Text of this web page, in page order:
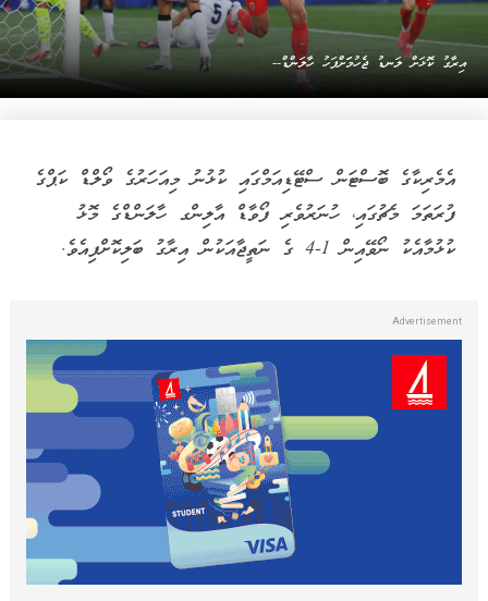
އިރާގު ކޮޅަށް ލަނޑު ޖެހުމަަށްފަހު ހާލަންޑް--
އެމެރިކާގެ ބޮސްޓަން ސްޓޭޑިއަމްގައި ކުޅުނު މިއަހަރުގެ ވޯލްޑް ކަޕްގެ
ފުރަތަމަ މެޗުގައި، ހުނަރުވެރި ފޯވާޑް އާލިންގ ހާލަންޑްގެ މޮޅު
ކުޅުމާއެކު ނޯވޭއިން 1-4 ގެ ނަތީޖާއަކުން އިރާގު ބަލިކޮށްފިއެވެ.